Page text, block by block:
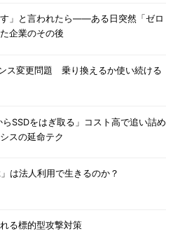
す」と言われたら――ある日突然「ゼロ
企業のその後
ス変更問題 乗り換えるか使い続ける
らSSDをはぎ取る」コスト高で追い詰め
スの延命テク
は法人利用で生きるのか？
る標的型攻撃対策